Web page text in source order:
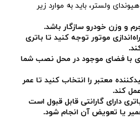
ولستر، باید به موارد زیر
و وزن خودرو سازگار باشد.
موتور توجه کنید تا باتری
با فضای موجود در محل نصب شما
معتبر را انتخاب کنید تا عمر
کند.
دارای گارانتی قابل قبول است
یا تعویض آن انجام شود.